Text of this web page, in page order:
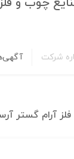
شرکت
آرام گستر